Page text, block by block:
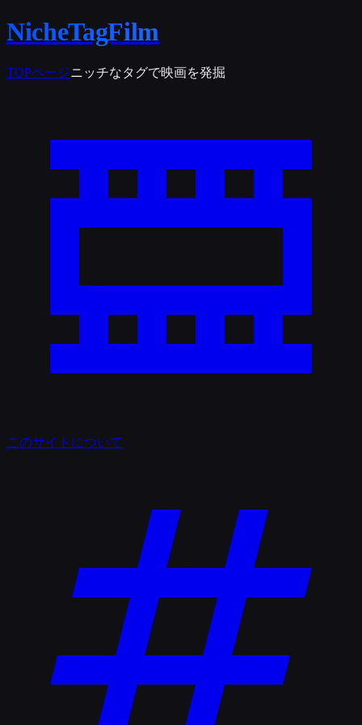
NicheTagFilm
TOPページニッチなタグで映画を発掘
このサイトについて